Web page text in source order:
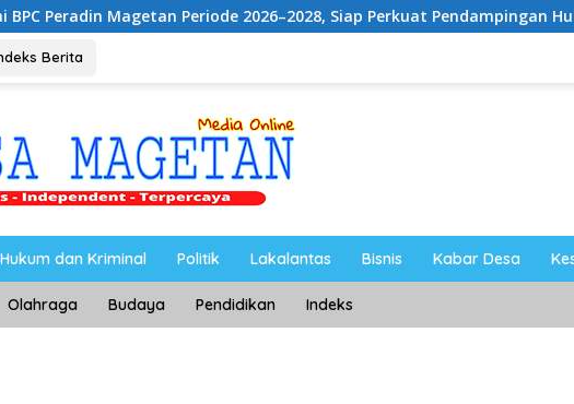
Periode 2026–2028, Siap Perkuat Pendampingan Hukum
Berita
Hukum dan Kriminal Politik Lakalantas Bisnis Kabar Desa
Olahraga Budaya Pendidikan Indeks